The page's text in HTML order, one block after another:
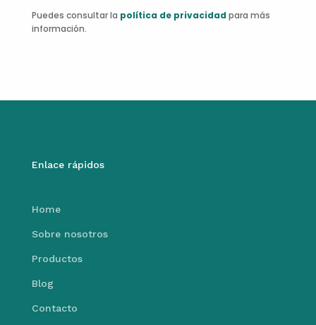
Puedes consultar la política de privacidad para más
información.
Enlace rápidos
Home
Sobre nosotros
Productos
Blog
Contacto